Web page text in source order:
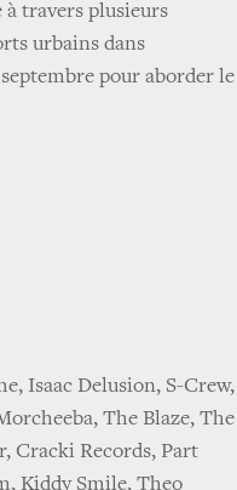
travers plusieurs
urbains dans
pour aborder le
Isaac Delusion, S-Crew,
The Blaze, The
Cracki Records, Part
Kiddy Smile, Theo